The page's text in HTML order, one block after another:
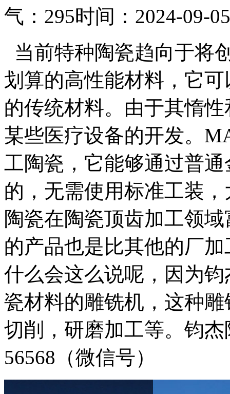
气：295时间：2024-09-05
当前特种陶瓷趋向于将
划算的高性能材料，它
的传统材料。由于其惰
某些医疗设备的开发。
工陶瓷，它能够通过普
的，无需使用标准工装
陶瓷在陶瓷顶齿加工领
的产品也是比其他的厂
什么会这么说呢，因为
瓷材料的雕铣机，这种
切削，研磨加工等。钧
56568（微信号）